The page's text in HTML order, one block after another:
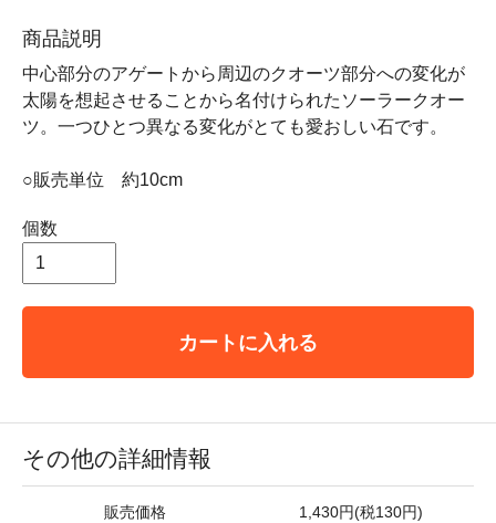
商品説明
中心部分のアゲートから周辺のクオーツ部分への変化が
太陽を想起させることから名付けられたソーラークオー
ツ。一つひとつ異なる変化がとても愛おしい石です。
○販売単位 約10cm
個数
カートに入れる
その他の詳細情報
販売価格 1,430円(税130円)